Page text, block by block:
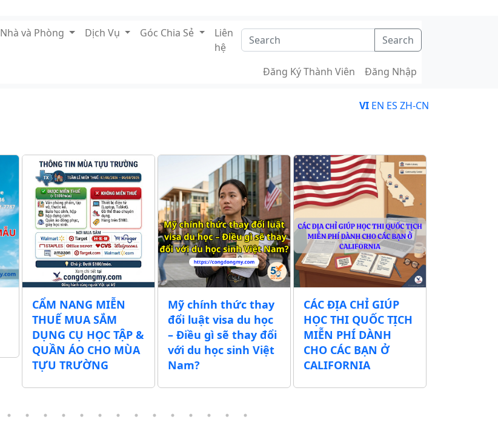
Nhà và Phòng Dịch Vụ Góc Chia Sẻ
Liên
hệ
Search
Đăng Ký Thành Viên Đăng Nhập
VI EN ES ZH-CN
CẨM NANG MIỄN
THUẾ MUA SẮM
DỤNG CỤ HỌC TẬP &
QUẦN ÁO CHO MÙA
TỰU TRƯỜNG
Mỹ chính thức thay
đổi luật visa du học
– Điều gì sẽ thay đổi
với du học sinh Việt
Nam?
CÁC ĐỊA CHỈ GIÚP
HỌC THI QUỐC TỊCH
MIỄN PHÍ DÀNH
CHO CÁC BẠN Ở
CALIFORNIA